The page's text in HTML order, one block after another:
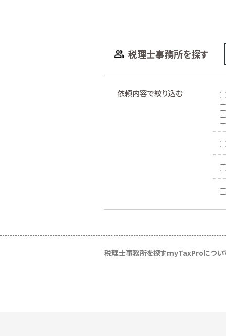
税理士事務所を探す
依頼内容で絞り込む
税理士事務所を探すmyTaxProについ